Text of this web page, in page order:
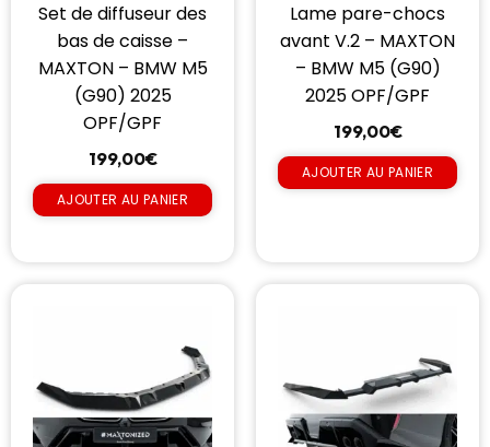
Set de diffuseur des
bas de caisse –
MAXTON – BMW M5
(G90) 2025
OPF/GPF
199,00€
AJOUTER AU PANIER
Lame pare-chocs
avant V.2 – MAXTON
– BMW M5 (G90)
2025 OPF/GPF
199,00€
AJOUTER AU PANIER